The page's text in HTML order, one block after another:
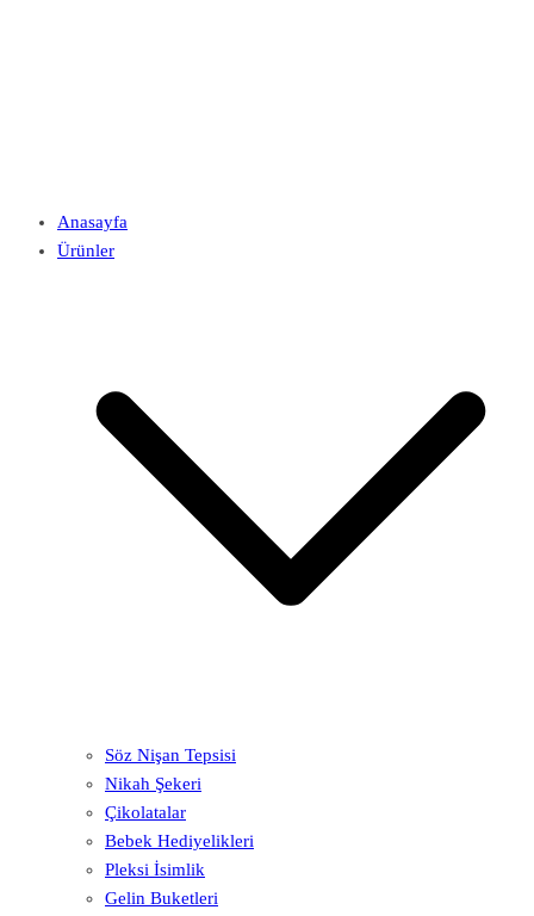
Anasayfa
Ürünler
Söz Nişan Tepsisi
Nikah Şekeri
Çikolatalar
Bebek Hediyelikleri
Pleksi İsimlik
Gelin Buketleri